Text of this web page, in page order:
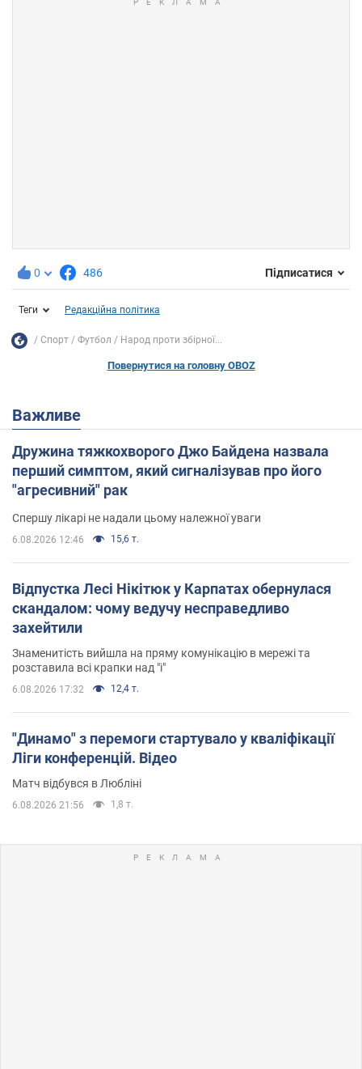
0 486 Підписатися
Теги Редакційна політика
Спорт Футбол Народ проти збірної...
Повернутися на головну OBOZ
Важливе
Дружина тяжкохворого Джо Байдена назвала
перший симптом, який сигналізував про його
"агресивний" рак
Спершу лікарі не надали цьому належної уваги
6.08.2026 12:46 15,6 т.
Відпустка Лесі Нікітюк у Карпатах обернулася
скандалом: чому ведучу несправедливо
захейтили
Знаменитість вийшла на пряму комунікацію в мережі та
розставила всі крапки над "і"
6.08.2026 17:32 12,4 т.
"Динамо" з перемоги стартувало у кваліфікації
Ліги конференцій. Відео
Матч відбувся в Любліні
6.08.2026 21:56 1,8 т.